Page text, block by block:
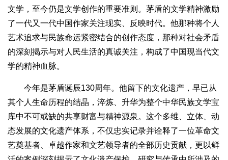
文学，至今仍是文学创作的重要准则。茅盾的文学精神激励
了一代又一代中国作家关注现实、反映时代。他那种将个人
艺术追求与民族命运紧密结合的创作态度，那种对社会矛盾
的深刻揭示与对人民生活的真诚关注，构成了中国现当代文
学的精神血脉。
今年是茅盾诞辰130周年。他留下的文化遗产，早已从
其个人生命历程的结晶，淬炼、升华为整个中华民族文学宝
库中不可或缺的共享财富与精神源泉。这个多维、立体、动
态发展的文化遗产体系，不仅忠实记录并诠释了一位革命文
艺奠基者、卓越作家和文艺领导者的全部历史贡献，更以鲜